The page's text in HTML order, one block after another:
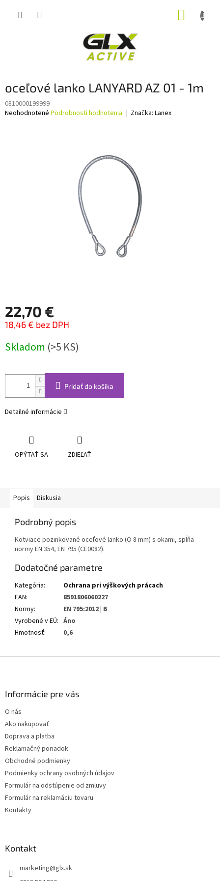
oceľové lanko LANYARD AZ 01 - 1m
0810000199999
Priemerné
Neohodnotené Podrobnosti hodnotenia Značka: Lanex
22,70 €
18,46 € bez DPH
cena:
Skladom (>5 KS)
Pridať do košíka
Detailné informácie
OPÝTAŤ SA ZDIEĽAŤ
Popis Diskusia
Podrobný popis
Kotviace pozinkované oceľové lanko (O 8 mm) s okami, spĺňa
normy EN 354, EN 795 (CE0082).
Dodatočné parametre
Kategória:
Ochrana pri výškových prácach
EAN:
8591806060227
Normy:
EN 795:2012 | B
Vyrobené v EÚ: Áno
Hmotnosť: 0,6
Informácie pre vás
O nás
Ako nakupovať
Doprava a platba
Reklamačný poriadok
Obchodné podmienky
Podmienky ochrany osobných údajov
Formulár na odstúpenie od zmluvy
Formulár na reklamáciu tovaru
Kontakty
Kontakt
marketing@glx.sk